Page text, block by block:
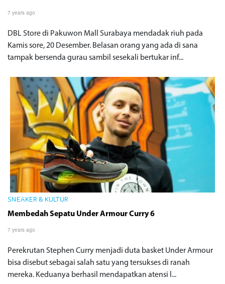
7 years ago
DBL Store di Pakuwon Mall Surabaya mendadak riuh pada
Kamis sore, 20 Desember. Belasan orang yang ada di sana
tampak bersenda gurau sambil sesekali bertukar inf...
SNEAKER & KULTUR
Membedah Sepatu Under Armour Curry 6
7 years ago
Perekrutan Stephen Curry menjadi duta basket Under Armour
bisa disebut sebagai salah satu yang tersukses di ranah
mereka. Keduanya berhasil mendapatkan atensi l...